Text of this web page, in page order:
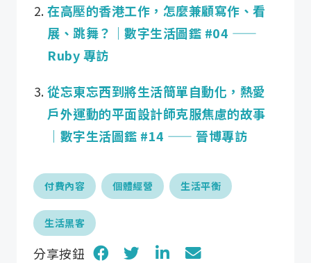
在高壓的香港工作，怎麼兼顧寫作、看
展、跳舞？｜數字生活圖鑑 #04 ——
Ruby 專訪
從忘東忘西到將生活簡單自動化，熱愛
戶外運動的平面設計師克服焦慮的故事
｜數字生活圖鑑 #14 —— 晉博專訪
付費內容 個體經營 生活平衡
生活黑客
分享按鈕